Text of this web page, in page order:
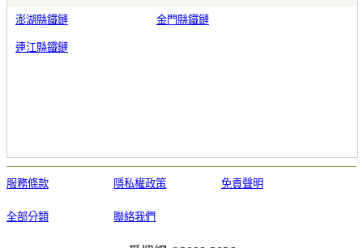
澎湖縣鐵鏈 金門縣鐵鏈
連江縣鐵鏈
服務條款 隱私權政策 免責聲明
全部分類 聯絡我們